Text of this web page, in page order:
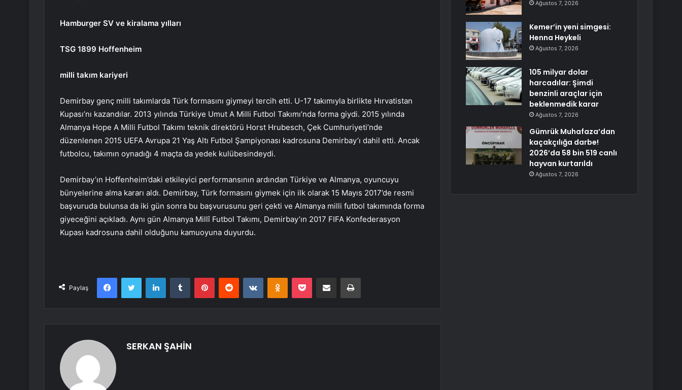
Hamburger SV ve kiralama yılları
TSG 1899 Hoffenheim
milli takım kariyeri
Demirbay genç milli takımlarda Türk formasını giymeyi tercih etti. U-17 takımıyla birlikte Hırvatistan
Kupası’nı kazandılar. 2013 yılında Türkiye Umut A Milli Futbol Takımı’nda forma giydi. 2015 yılında
Almanya Hope A Milli Futbol Takımı teknik direktörü Horst Hrubesch, Çek Cumhuriyeti’nde
düzenlenen 2015 UEFA Avrupa 21 Yaş Altı Futbol Şampiyonası kadrosuna Demirbay’ı dahil etti. Ancak
futbolcu, takımın oynadığı 4 maçta da yedek kulübesindeydi.
Demirbay’ın Hoffenheim’daki etkileyici performansının ardından Türkiye ve Almanya, oyuncuyu
bünyelerine alma kararı aldı. Demirbay, Türk formasını giymek için ilk olarak 15 Mayıs 2017’de resmi
başvuruda bulunsa da iki gün sonra bu başvurusunu geri çekti ve Almanya milli futbol takımında forma
giyeceğini açıkladı. Aynı gün Almanya Millî Futbol Takımı, Demirbay’ın 2017 FIFA Konfederasyon
Kupası kadrosuna dahil olduğunu kamuoyuna duyurdu.
Paylaş
FacebookTwitter LinkedInTumblr PinterestReddit VKontakteOdnoklassniki
Pocket E-Posta ile paylaş Yazdır
SERKAN ŞAHİN
Ağustos 7, 2026
Kemer’in yeni simgesi:
Henna Heykeli
Ağustos 7, 2026
105 milyar dolar
harcadılar: Şimdi
benzinli araçlar için
beklenmedik karar
Ağustos 7, 2026
Gümrük Muhafaza’dan
kaçakçılığa darbe!
2026’da 58 bin 519 canlı
hayvan kurtarıldı
Ağustos 7, 2026